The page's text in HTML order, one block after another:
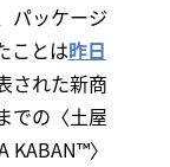
パッケージ
ことは昨日
された新商
での〈土屋
KABAN™〉